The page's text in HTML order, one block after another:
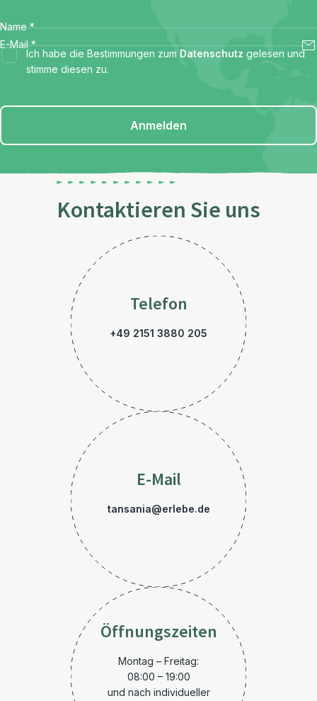
Name *
E-Mail *
Ich habe die Bestimmungen zum Datenschutz gelesen und
stimme diesen zu.
Anmelden
Kontaktieren Sie uns
Telefon
+49 2151 3880 205
E-Mail
tansania@erlebe.de
Öffnungszeiten
Montag – Freitag:
08:00 – 19:00
und nach individueller